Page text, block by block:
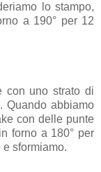
lo stampo,
a 190° per 12
con uno strato di
Quando abbiamo
con delle punte
forno a 180° per
sformiamo.